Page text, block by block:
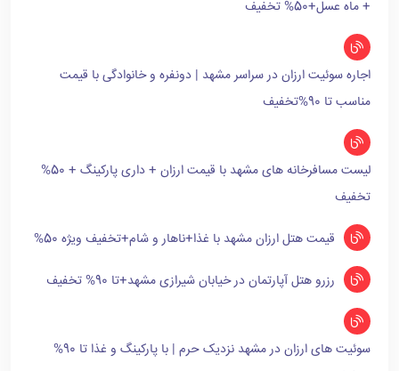
+ ماه عسل+50% تخفیف
اجاره سوئیت ارزان در سراسر مشهد | دونفره و خانوادگی با قیمت
مناسب تا 90%تخفیف
لیست مسافرخانه های مشهد با قیمت ارزان + داری پارکینگ + 50%
تخفیف
قیمت هتل ارزان مشهد با غذا+ناهار و شام+تخفیف ویژه 50%
رزرو هتل آپارتمان در خیابان شیرازی مشهد+تا 90% تخفیف
سوئیت های ارزان در مشهد نزدیک حرم | با پارکینگ و غذا تا 90%